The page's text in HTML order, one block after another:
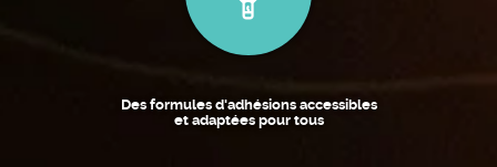
Des formules d'adhésions accessibles
et adaptées pour tous